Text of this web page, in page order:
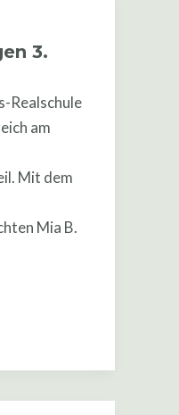
3.
Realschule
am
Mit dem
Mia B.